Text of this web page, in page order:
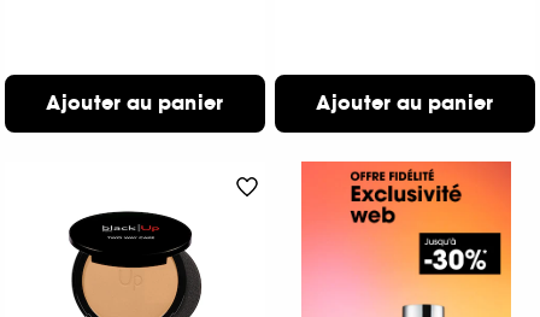
Ajouter au panier Ajouter au panier